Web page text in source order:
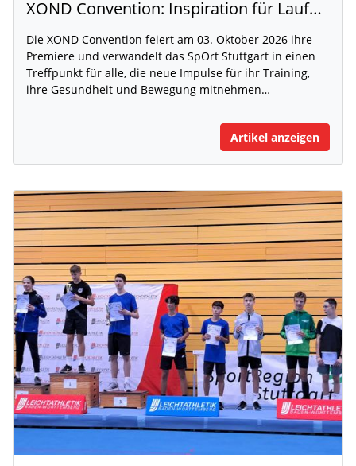
XOND Convention: Inspiration für Laufen, Fitness und Gesundheit
Die XOND Convention feiert am 03. Oktober 2026 ihre
Premiere und verwandelt das SpOrt Stuttgart in einen
Treffpunkt für alle, die neue Impulse für ihr Training,
ihre Gesundheit und Bewegung mitnehmen…
Artikel anzeigen